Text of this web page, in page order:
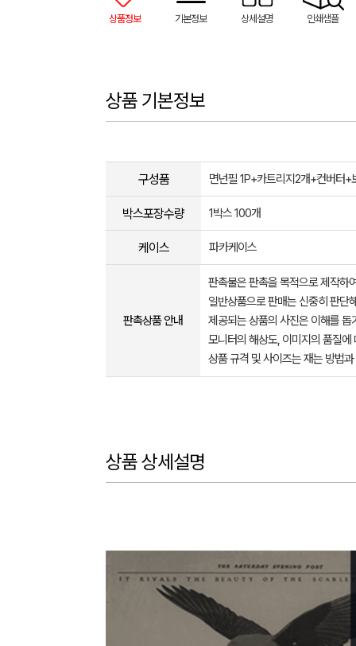
상품정보 기본정보 상세설명 인쇄샘플
상품 기본정보
구성품 면넌필 1P+카트리지2개+컨버터+
박스포장수량 1박스 100개
케이스 파카케이스
판촉상품 안내
판촉물은 판촉을 목적으로 제작하
일반상품으로 판매는 신중히 판단
제공되는 상품의 사진은 이해를
모니터의 해상도, 이미지의 품질
상품 규격 및 사이즈는 재는 방법
상품 상세설명